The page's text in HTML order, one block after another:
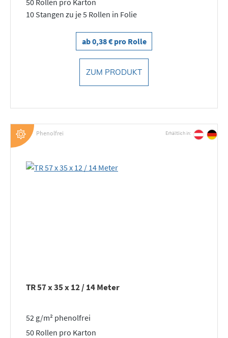
10 Stangen zu je 5 Rollen in Folie
ab 0,38 € pro Rolle
ZUM PRODUKT
Phenolfrei Erhältlich in:
TR 57 x 35 x 12 / 14 Meter
52 g/m² phenolfrei
50 Rollen pro Karton